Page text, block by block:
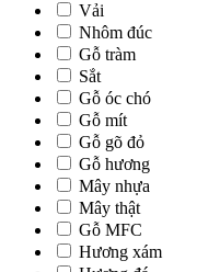
Vải
Nhôm đúc
Gỗ tràm
Sắt
Gỗ óc chó
Gỗ mít
Gỗ gõ đỏ
Gỗ hương
Mây nhựa
Mây thật
Gỗ MFC
Hương xám